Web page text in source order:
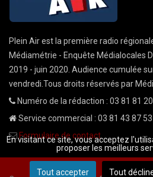
Plein Air est la première radio
Médiamétrie - Enquête Médialocales
2019 - juin 2020. Audience cumulée
vendredi.Tous droits réservés par
Numéro de la rédaction : 03 81 81
Service commercial : 03 81 43 87 53
Formulaire de contact
En visitant ce site, vous acceptez
proposer les meilleurs
Tout accepter Tout